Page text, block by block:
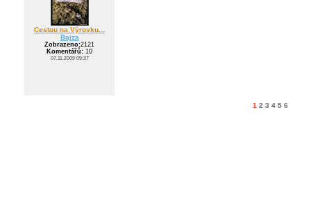
Cestou na Výrovku...
Bajza
Zobrazeno:2121
Komentářů: 10
07.11.2009 09:37
1 2 3 4 5 6